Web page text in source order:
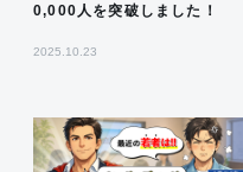
0,000人を突破しました！
2025.10.23